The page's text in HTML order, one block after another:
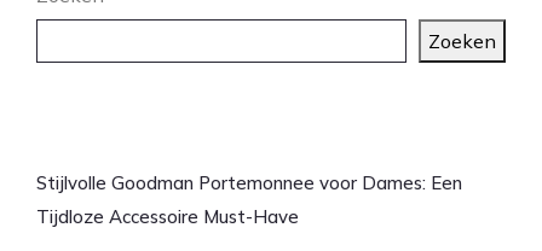
Zoeken
Stijlvolle Goodman Portemonnee voor Dames: Een
Tijdloze Accessoire Must-Have